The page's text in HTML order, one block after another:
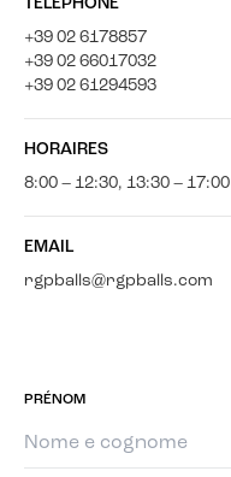
TÉLÉPHONE
+39 02 6178857
+39 02 66017032
+39 02 61294593
HORAIRES
8:00 – 12:30, 13:30 – 17:00
EMAIL
rgpballs@rgpballs.com
PRÉNOM